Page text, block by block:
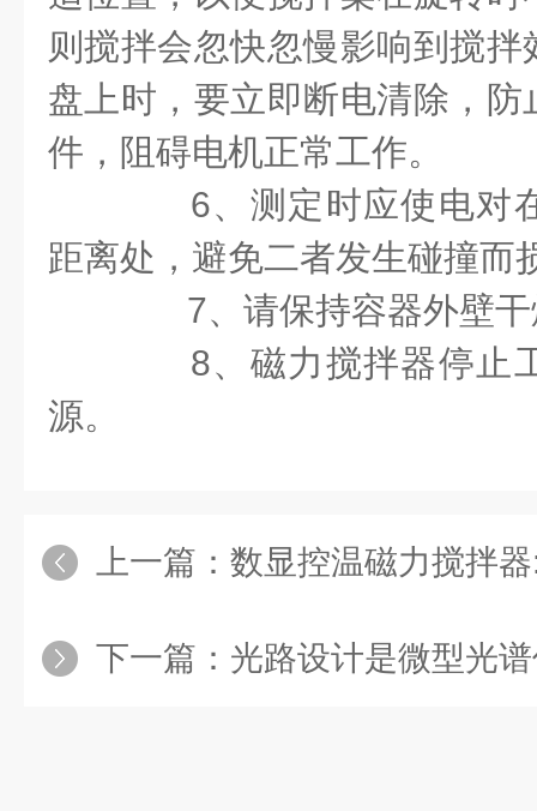
则搅拌会忽快忽慢影响到搅
盘上时，要立即断电清除，
件，阻碍电机正常工作。
6、测定时应使电对
距离处，避免二者发生碰撞而
7、请保持容器外壁干
8、磁力搅拌器停止
源。
上一篇： 数显控温磁力搅拌器:用于不能
下一篇： 光路设计是微型光